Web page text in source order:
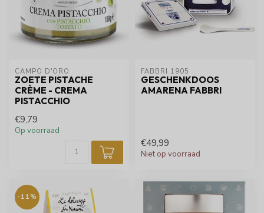
CAMPO D'ORO
ZOETE PISTACHE
CRÈME - CREMA
PISTACCHIO
€9,79
Op voorraad
FABBRI 1905
GESCHENKDOOS
AMARENA FABBRI
€49,99
Niet op voorraad
-11%